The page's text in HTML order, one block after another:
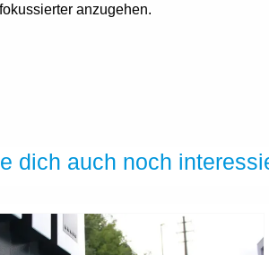
anzugehen.
dich auch noch